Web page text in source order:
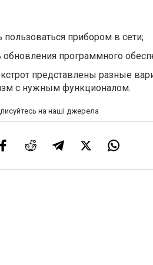
прибором в сети;
обновления программного
представлены разные
с нужным функционалом.
на наші джерела